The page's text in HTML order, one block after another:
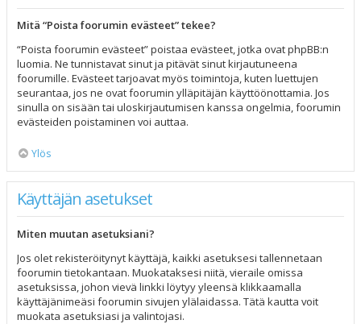
Mitä “Poista foorumin evästeet” tekee?
“Poista foorumin evästeet” poistaa evästeet, jotka ovat phpBB:n
luomia. Ne tunnistavat sinut ja pitävät sinut kirjautuneena
foorumille. Evästeet tarjoavat myös toimintoja, kuten luettujen
seurantaa, jos ne ovat foorumin ylläpitäjän käyttöönottamia. Jos
sinulla on sisään tai uloskirjautumisen kanssa ongelmia, foorumin
evästeiden poistaminen voi auttaa.
Ylös
Käyttäjän asetukset
Miten muutan asetuksiani?
Jos olet rekisteröitynyt käyttäjä, kaikki asetuksesi tallennetaan
foorumin tietokantaan. Muokataksesi niitä, vieraile omissa
asetuksissa, johon vievä linkki löytyy yleensä klikkaamalla
käyttäjänimeäsi foorumin sivujen ylälaidassa. Tätä kautta voit
muokata asetuksiasi ja valintojasi.